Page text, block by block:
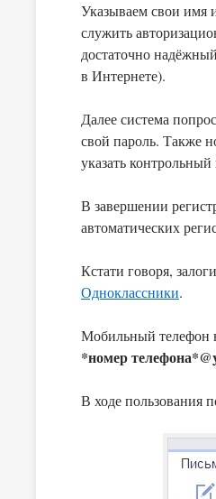
Указываем свои имя
служить
достаточно
в Интернете).
Далее система
свой пароль. Также
указать
В завершении
автоматических
Кстати говоря,
Одноклассники.
Мобильный телефон
*номер
В ходе пользования